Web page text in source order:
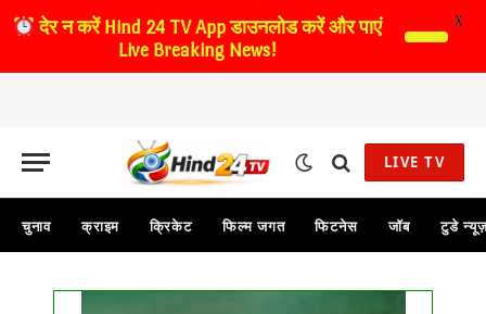
LIVE TV
चुनाव क्राइम क्रिकेट फिल्म जगत फिटनेस जॉब टुडे
देर न करेंHind 24 TV App डाउनलोड करें और पाएं
Live Breaking News!
X